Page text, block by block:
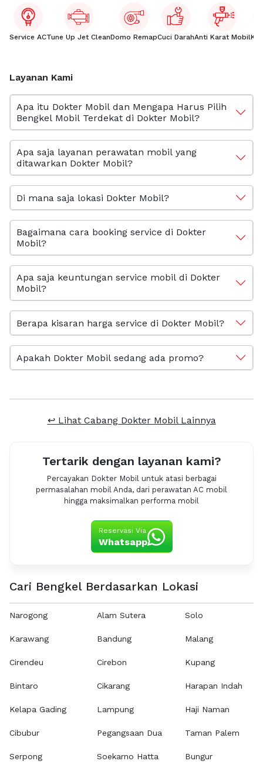
Service ACTune Up Jet CleanDomo RemapCuci DarahAnti Karat Mobil
Layanan Kami
Apa itu Dokter Mobil dan Mengapa Harus Pilih
Bengkel Mobil Terdekat di Dokter Mobil?
Apa saja layanan perawatan mobil yang
ditawarkan Dokter Mobil?
Di mana saja lokasi Dokter Mobil?
Bagaimana cara booking service di Dokter
Mobil?
Apa saja keuntungan service mobil di Dokter
Mobil?
Berapa kisaran harga service di Dokter Mobil?
Apakah Dokter Mobil sedang ada promo?
↩ Lihat Cabang Dokter Mobil Lainnya
Tertarik dengan layanan kami?
Percayakan Dokter Mobil untuk atasi berbagai
permasalahan mobil Anda, dari perawatan AC mobil
hingga maksimalkan performa mobil
Reservasi Via
Whatsapp
Cari Bengkel Berdasarkan Lokasi
Narogong
Karawang
Cirendeu
Bintaro
Kelapa Gading
Cibubur
Serpong
Alam Sutera
Bandung
Cirebon
Cikarang
Lampung
Pegangsaan Dua
Soekarno Hatta
Solo
Malang
Kupang
Harapan Indah
Haji Naman
Taman Palem
Bungur